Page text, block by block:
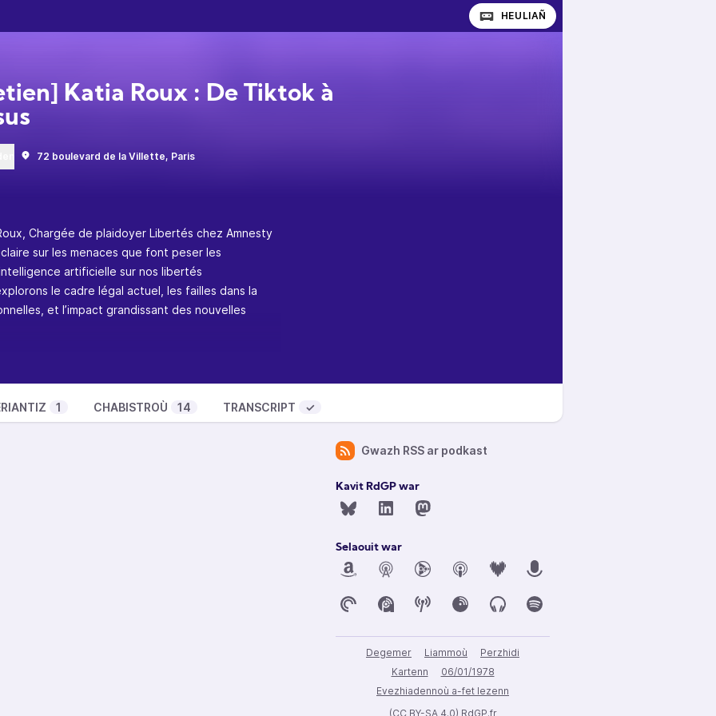
HEULIAÑ
Katia Roux : De Tiktok à
72 boulevard de la Villette, Paris
Chargée de plaidoyer Libertés chez Amnesty
sur les menaces que font peser les
artificielle sur nos libertés
le cadre légal actuel, les failles dans la
et l’impact grandissant des nouvelles
sur l’IA : les premières questions-réponses
1 CHABISTROÙ 14 TRANSCRIPT ✓
Gwazh RSS ar podkast
Kavit RdGP war
Selaouit war
Degemer Liammoù
Perzhidi
Kartenn
06/01/1978
Evezhiadennoù a-fet lezenn
(CC BY-SA 4.0) RdGP.fr